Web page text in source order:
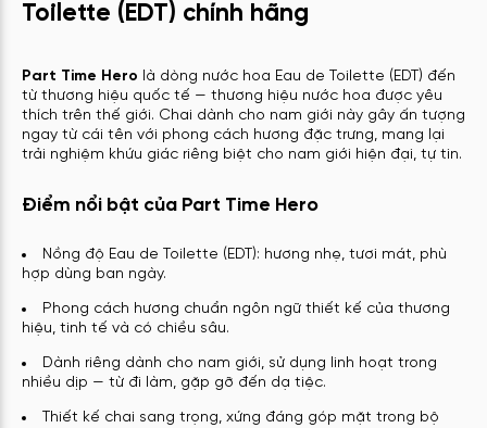
Toilette (EDT) chính hãng
Part Time Hero là dòng nước hoa Eau de Toilette (EDT) đến
từ thương hiệu quốc tế — thương hiệu nước hoa được yêu
thích trên thế giới. Chai dành cho nam giới này gây ấn tượng
ngay từ cái tên với phong cách hương đặc trưng, mang lại
trải nghiệm khứu giác riêng biệt cho nam giới hiện đại, tự tin.
Điểm nổi bật của Part Time Hero
Nồng độ Eau de Toilette (EDT): hương nhẹ, tươi mát, phù
hợp dùng ban ngày.
Phong cách hương chuẩn ngôn ngữ thiết kế của thương
hiệu, tinh tế và có chiều sâu.
Dành riêng dành cho nam giới, sử dụng linh hoạt trong
nhiều dịp — từ đi làm, gặp gỡ đến dạ tiệc.
Thiết kế chai sang trọng, xứng đáng góp mặt trong bộ